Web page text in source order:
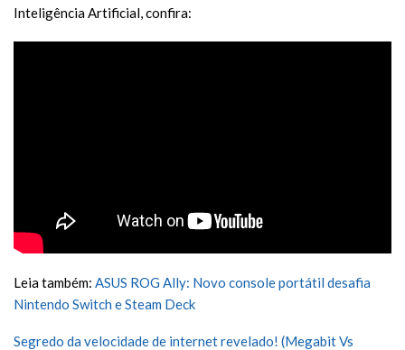
Inteligência Artificial, confira:
Leia também: ASUS ROG Ally: Novo console portátil desafia
Nintendo Switch e Steam Deck
Segredo da velocidade de internet revelado! (Megabit Vs